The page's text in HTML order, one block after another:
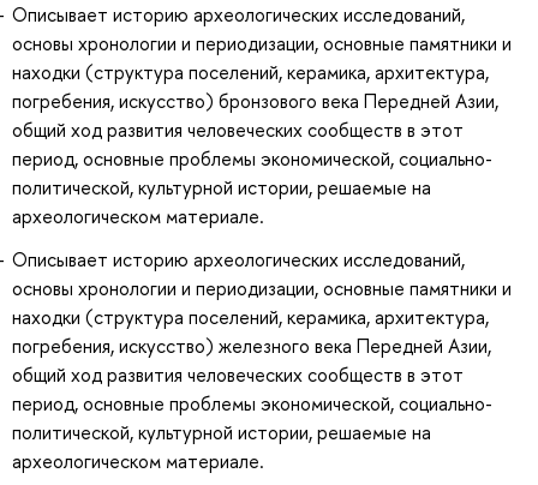
Описывает историю археологических исследований,
основы хронологии и периодизации, основные памятники и
находки (структура поселений, керамика, архитектура,
погребения, искусство) бронзового века Передней Азии,
общий ход развития человеческих сообществ в этот
период, основные проблемы экономической, социально-
политической, культурной истории, решаемые на
археологическом материале.
Описывает историю археологических исследований,
основы хронологии и периодизации, основные памятники и
находки (структура поселений, керамика, архитектура,
погребения, искусство) железного века Передней Азии,
общий ход развития человеческих сообществ в этот
период, основные проблемы экономической, социально-
политической, культурной истории, решаемые на
археологическом материале.